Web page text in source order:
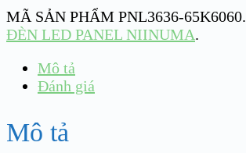
MÃ SẢN PHẨM PNL3636-65K6060.
ĐÈN LED PANEL NIINUMA.
Mô tả
Đánh giá
Mô tả